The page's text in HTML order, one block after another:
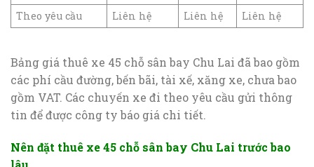
Theo yêu cầu Liên hệ Liên hệ Liên hệ
Bảng giá thuê xe 45 chỗ sân bay Chu Lai đã bao gồm
các phí cầu đường, bến bãi, tài xế, xăng xe, chưa bao
gồm VAT. Các chuyến xe đi theo yêu cầu gửi thông
tin để được công ty báo giá chi tiết.
Nên đặt thuê xe 45 chỗ sân bay Chu Lai trước bao